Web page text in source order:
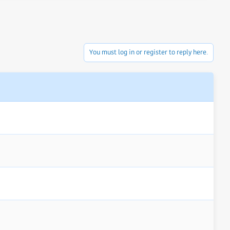
You must log in or register to reply here.